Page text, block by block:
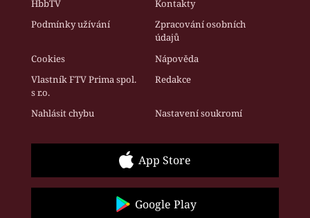
HbbTV
Kontakty
Podmínky užívání
Zpracování osobních
údajů
Cookies
Nápověda
Vlastník FTV Prima spol.
s r.o.
Redakce
Nahlásit chybu Nastavení soukromí
App Store
Google Play